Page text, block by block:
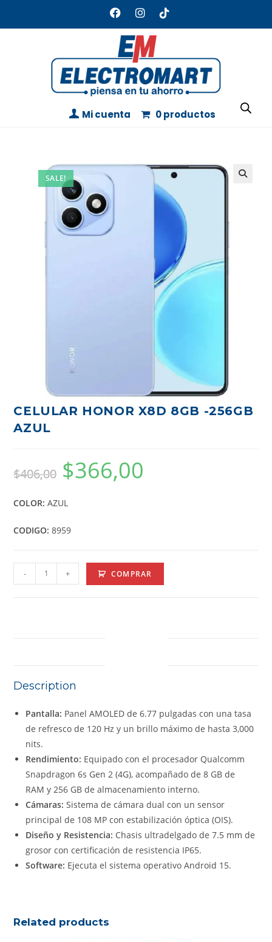
Mi cuenta 0 productos
SALE!
CELULAR HONOR X8D 8GB -256GB
AZUL
$406,00 $366,00
COLOR: AZUL
CODIGO: 8959
- + COMPRAR
Description
Pantalla: Panel AMOLED de 6.77 pulgadas con una tasa
de refresco de 120 Hz y un brillo máximo de hasta 3,000
nits.
Rendimiento: Equipado con el procesador Qualcomm
Snapdragon 6s Gen 2 (4G), acompañado de 8 GB de
RAM y 256 GB de almacenamiento interno.
Cámaras: Sistema de cámara dual con un sensor
principal de 108 MP con estabilización óptica (OIS).
Diseño y Resistencia: Chasis ultradelgado de 7.5 mm de
grosor con certificación de resistencia IP65.
Software: Ejecuta el sistema operativo Android 15.
Related products